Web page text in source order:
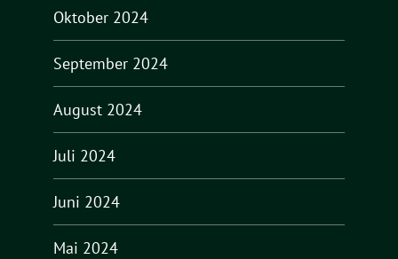
Oktober 2024
September 2024
August 2024
Juli 2024
Juni 2024
Mai 2024